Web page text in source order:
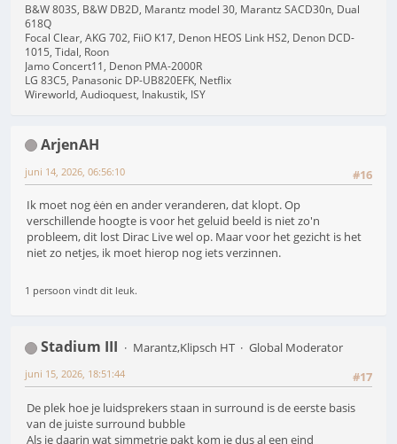
B&W 803S, B&W DB2D, Marantz model 30, Marantz SACD30n, Dual
618Q
Focal Clear, AKG 702, FiiO K17, Denon HEOS Link HS2, Denon DCD-
1015, Tidal, Roon
Jamo Concert11, Denon PMA-2000R
LG 83C5, Panasonic DP-UB820EFK, Netflix
Wireworld, Audioquest, Inakustik, ISY
ArjenAH
#16
juni 14, 2026, 06:56:10
Ik moet nog ėėn en ander veranderen, dat klopt. Op
verschillende hoogte is voor het geluid beeld is niet zo'n
probleem, dit lost Dirac Live wel op. Maar voor het gezicht is het
niet zo netjes, ik moet hierop nog iets verzinnen.
1 persoon vindt dit leuk.
Stadium III Marantz,Klipsch HT
Global Moderator
#17
juni 15, 2026, 18:51:44
De plek hoe je luidsprekers staan in surround is de eerste basis
van de juiste surround bubble
Als je daarin wat simmetrie pakt kom je dus al een eind